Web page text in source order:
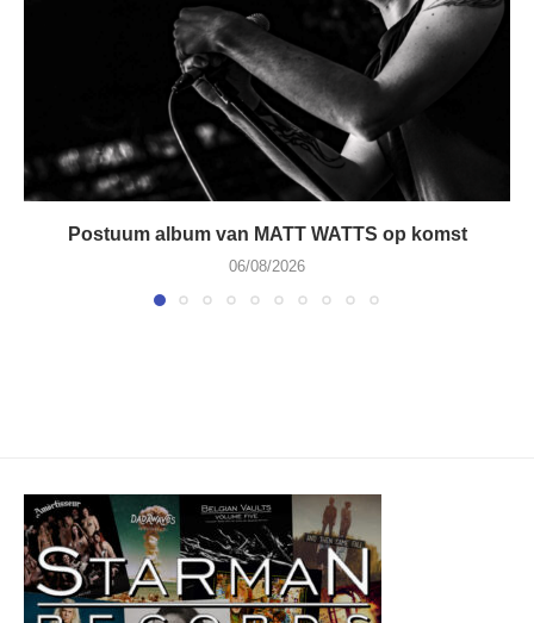
Postuum album van MATT WATTS op komst
06/08/2026